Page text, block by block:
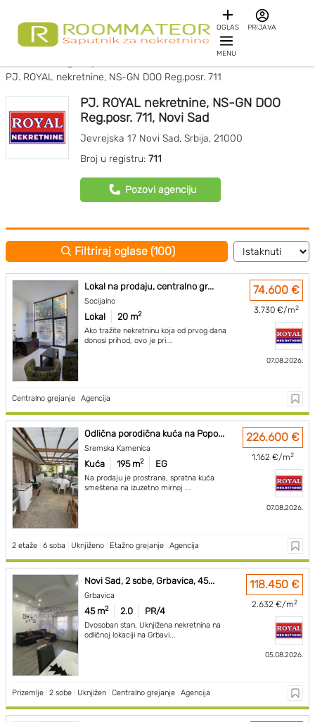
OGLAS PRIJAVA
MENU
PJ. ROYAL nekretnine, NS-GN DOO Reg.posr. 711
PJ. ROYAL nekretnine, NS-GN DOO
Reg.posr. 711, Novi Sad
Jevrejska 17 Novi Sad, Srbija, 21000
Broj u registru: 711
Pozovi agenciju
Filtriraj oglase (100)
Lokal na prodaju, centralno gr...
Socijalno
Lokal 20 m2
Ako tražite nekretninu koja od prvog dana
donosi prihod, ovo je pri...
74.600 €
3.730 €/m2
07.08.2026.
Centralno grejanje Agencija
Odlična porodična kuća na Popo...
Sremska Kamenica
Kuća 195 m2 EG
Na prodaju je prostrana, spratna kuća
smeštena na izuzetno mirnoj ...
226.600 €
1.162 €/m2
07.08.2026.
2 etaže 6 soba Uknjiženo Etažno grejanje Agencija
Novi Sad, 2 sobe, Grbavica, 45...
Grbavica
45 m2 2.0 PR/4
Dvosoban stan, Uknjižena nekretnina na
odličnoj lokaciji na Grbavi...
118.450 €
2.632 €/m2
05.08.2026.
Prizemlje 2 sobe Uknjižen Centralno grejanje Agencija